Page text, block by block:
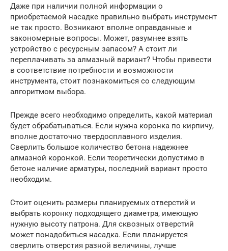
Даже при наличии полной информации о
приобретаемой насадке правильно выбрать инструмент
не так просто. Возникают вполне оправданные и
закономерные вопросы. Может, разумнее взять
устройство с ресурсным запасом? А стоит ли
переплачивать за алмазный вариант? Чтобы привести
в соответствие потребности и возможности
инструмента, стоит познакомиться со следующим
алгоритмом выбора.
Прежде всего необходимо определить, какой материал
будет обрабатываться. Если нужна коронка по кирпичу,
вполне достаточно твердосплавного изделия.
Сверлить большое количество бетона надежнее
алмазной коронкой. Если теоретически допустимо в
бетоне наличие арматуры, последний вариант просто
необходим.
Стоит оценить размеры планируемых отверстий и
выбрать коронку подходящего диаметра, имеющую
нужную высоту патрона. Для сквозных отверстий
может понадобиться насадка. Если планируется
сверлить отверстия разной величины, лучше